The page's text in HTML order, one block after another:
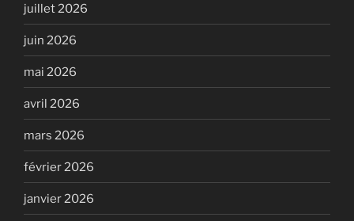
juillet 2026
juin 2026
mai 2026
avril 2026
mars 2026
février 2026
janvier 2026